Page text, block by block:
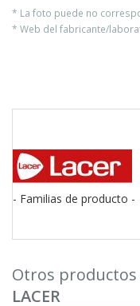
* La foto puede no
* Web del fabricante/
- Familias de producto -
Otros productos
LACER